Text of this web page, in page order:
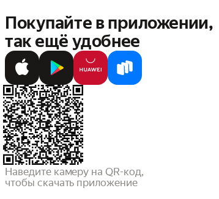
Покупайте в приложении,
так ещё удобнее
Наведите камеру на QR-код,
чтобы скачать приложение